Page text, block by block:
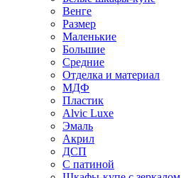
Венге
Размер
Маленькие
Большие
Средние
Отделка и материал
МДФ
Пластик
Alvic Luxe
Эмаль
Акрил
ДСП
С патиной